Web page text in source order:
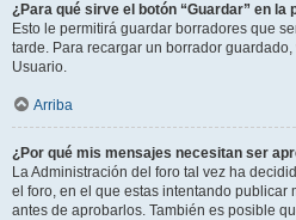
¿Para qué sirve el botón “Guardar” en la
Esto le permitirá guardar borradores que
tarde. Para recargar un borrador
Usuario.
Arriba
¿Por qué mis mensajes necesitan ser
La Administración del foro tal vez ha
el foro, en el que estas intentando publicar
antes de aprobarlos. También es posible